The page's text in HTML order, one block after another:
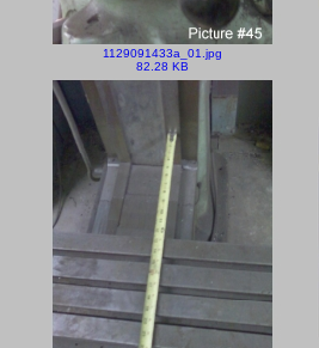
1129091433a_01.jpg
82.28 KB